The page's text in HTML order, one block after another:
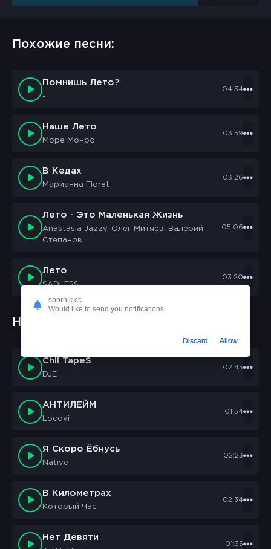
Похожие песни:
Помнишь Лето?
-
04:34
Наше Лето
Море Монро
03:59
В Кедах
Марианна Floret
03:26
Лето - Это Маленькая Жизнь
Anastasia Jazzy, Олег Митяев, Валерий
Степанов
05:06
Лето
SADLESS
03:20
Новые треки:
Chll TapeS
DJE
02:45
АНТИЛЕЙМ
Locovi
01:54
Я Скоро Ёбнусь
Native
02:23
В Километрах
Который Час
02:34
Нет Девяти
01:35
sbornik.cc
Would like to send you notifications
Discard Allow